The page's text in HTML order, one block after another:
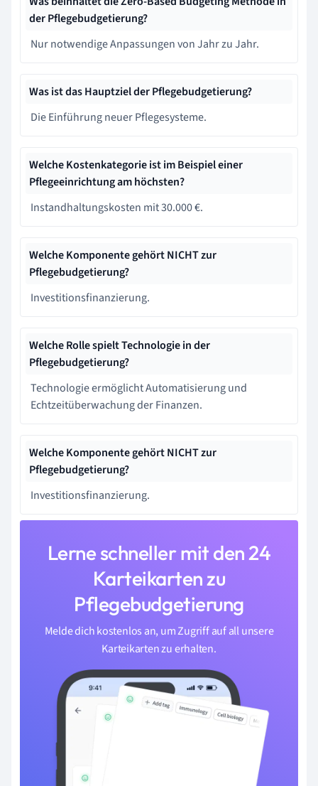
der Pflegebudgetierung?
Nur notwendige Anpassungen von Jahr zu Jahr.
Was ist das Hauptziel der Pflegebudgetierung?
Die Einführung neuer Pflegesysteme.
Welche Kostenkategorie ist im Beispiel einer
Pflegeeinrichtung am höchsten?
Instandhaltungskosten mit 30.000 €.
Welche Komponente gehört NICHT zur
Pflegebudgetierung?
Investitionsfinanzierung.
Welche Rolle spielt Technologie in der
Pflegebudgetierung?
Technologie ermöglicht Automatisierung und
Echtzeitüberwachung der Finanzen.
Welche Komponente gehört NICHT zur
Pflegebudgetierung?
Investitionsfinanzierung.
Lerne schneller mit den 24
Karteikarten zu
Pflegebudgetierung
Melde dich kostenlos an, um Zugriff auf all unsere
Karteikarten zu erhalten.